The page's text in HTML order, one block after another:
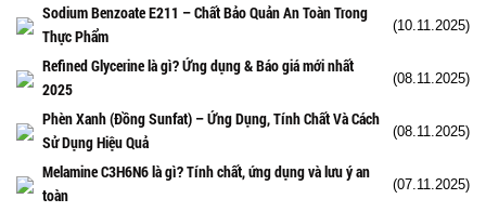
Sodium Benzoate E211 – Chất Bảo Quản An Toàn Trong
Thực Phẩm
(10.11.2025)
Refined Glycerine là gì? Ứng dụng & Báo giá mới nhất
2025
(08.11.2025)
Phèn Xanh (Đồng Sunfat) – Ứng Dụng, Tính Chất Và Cách
Sử Dụng Hiệu Quả
(08.11.2025)
Melamine C3H6N6 là gì? Tính chất, ứng dụng và lưu ý an
toàn
(07.11.2025)